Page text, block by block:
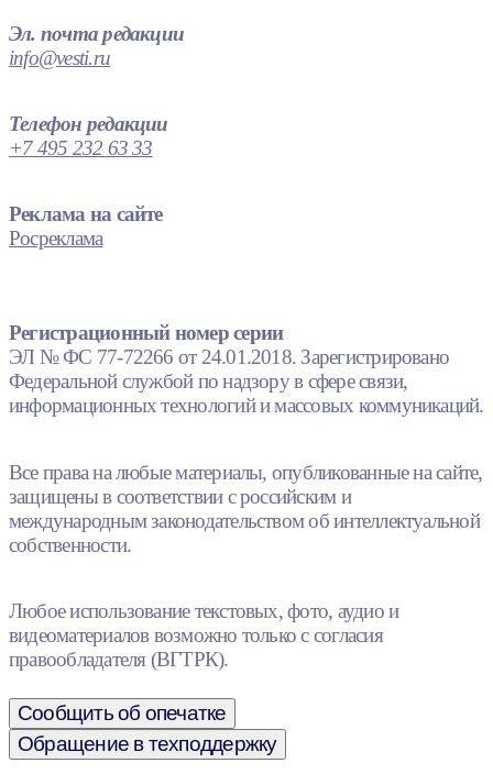
Эл. почта редакции
info@vesti.ru
Телефон редакции
+7 495 232 63 33
Реклама на сайте
Росреклама
Регистрационный номер серии
ЭЛ № ФС 77-72266 от 24.01.2018. Зарегистрировано
Федеральной службой по надзору в сфере связи,
информационных технологий и массовых коммуникаций.
Все права на любые материалы, опубликованные на сайте,
защищены в соответствии с российским и
международным законодательством об интеллектуальной
собственности.
Любое использование текстовых, фото, аудио и
видеоматериалов возможно только с согласия
правообладателя (ВГТРК).
Сообщить об опечатке
Обращение в техподдержку